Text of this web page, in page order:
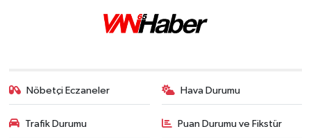
Nöbetçi Eczaneler Hava Durumu
Trafik Durumu Puan Durumu ve Fikstür